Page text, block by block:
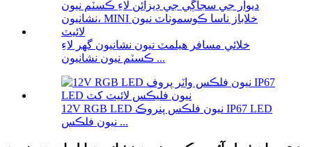
خلائي مسافر هيلمٽ نيون نشانيون گهر لاءِ
ڪسٽم نيون نشانيون ...
12V RGB LED نيون فلڪس پنروڪ IP67 LED
نيون فلڪس ...